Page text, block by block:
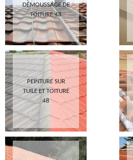
DÉMOUSSAGE DE
TOITURE 48
PEINTURE SUR
TUILE ET TOITURE
48